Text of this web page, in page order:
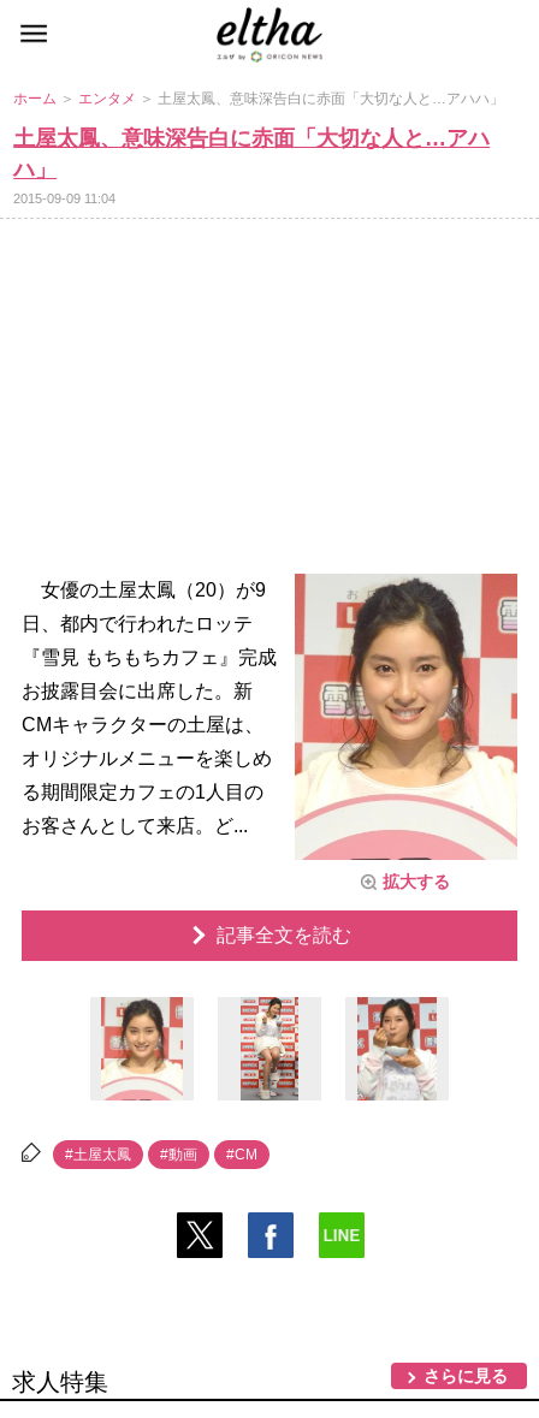
ホーム ＞ エンタメ ＞ 土屋太鳳、意味深告白に赤面「大切な人と…アハハ」
土屋太鳳、意味深告白に赤面「大切な人と…アハ
ハ」
2015-09-09 11:04
拡大する
女優の土屋太鳳（20）が9
日、都内で行われたロッテ
『雪見 もちもちカフェ』完成
お披露目会に出席した。新
CMキャラクターの土屋は、
オリジナルメニューを楽しめ
る期間限定カフェの1人目の
お客さんとして来店。ど...
記事全文を読む
#土屋太鳳 #動画 #CM
求人特集 さらに見る